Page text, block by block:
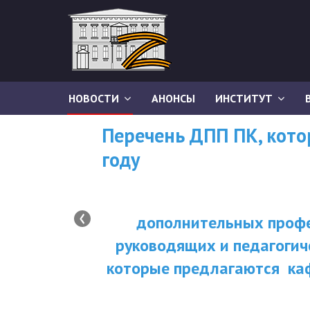
НОВОСТИ АНОНСЫ ИНСТИТУТ
Перечень ДПП ПК,
году
дополнительных
руководящих и
которые предлагаются
‹